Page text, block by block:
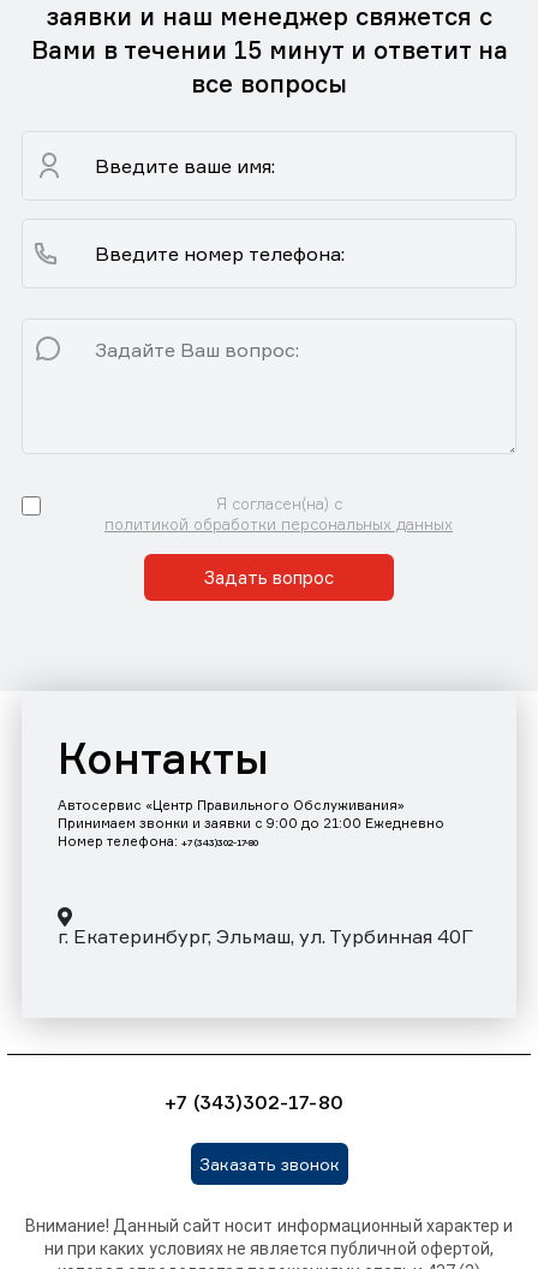
заявки и наш менеджер свяжется с
Вами в течении 15 минут и ответит на
все вопросы
Я согласен(на) с
политикой обработки персональных данных
Задать вопрос
Контакты
Автосервис «Центр Правильного Обслуживания»
Принимаем звонки и заявки с 9:00 до 21:00 Ежедневно
Номер телефона: +7 (343)302-17-80
г. Екатеринбург, Эльмаш, ул. Турбинная 40Г
+7 (343)302-17-80
Заказать звонок
Внимание! Данный сайт носит информационный характер и
ни при каких условиях не является публичной офертой,